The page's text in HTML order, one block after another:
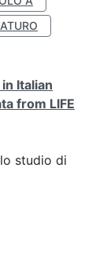
Italian
from LIFE
studio di